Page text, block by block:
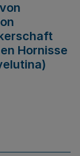
Hornisse